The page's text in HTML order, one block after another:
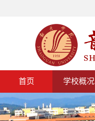
首页 学校概况